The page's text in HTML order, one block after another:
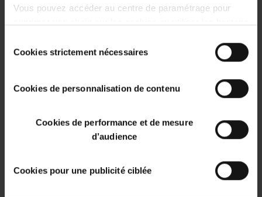
Vous pouvez accéder au centre de paramétrage pour
valable uniquement sur ce site pour une durée de 6 mois.
Vous pouvez changer d'avis à tout moment en cliquant
sur le bouton "paramétrer les cookies" en bas de chaque
page de notre site.
duCookies strictement nécessaires
Cookies de personnalisation de contenu
Cookies de performance et de mesure
d’audience
Cookies pour une publicité ciblée
24.50 € / kg
18,88 €
1.89 € / kg 5.62 € / kg
CROQUETTES
CROQUETTES
CROQUETTES